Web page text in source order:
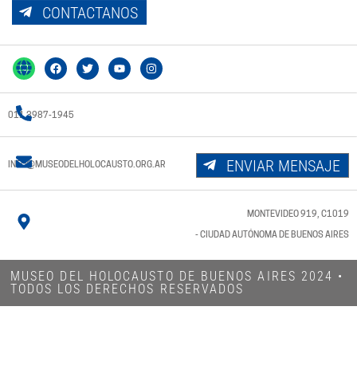
CONTACTANOS
011 3987-1945
INFO@MUSEODELHOLOCAUSTO.ORG.AR ENVIAR MENSAJE
MONTEVIDEO 919, C1019
- CIUDAD AUTÓNOMA DE BUENOS AIRES
MUSEO DEL HOLOCAUSTO DE BUENOS AIRES 2024​ •
TODOS LOS DERECHOS RESERVADOS